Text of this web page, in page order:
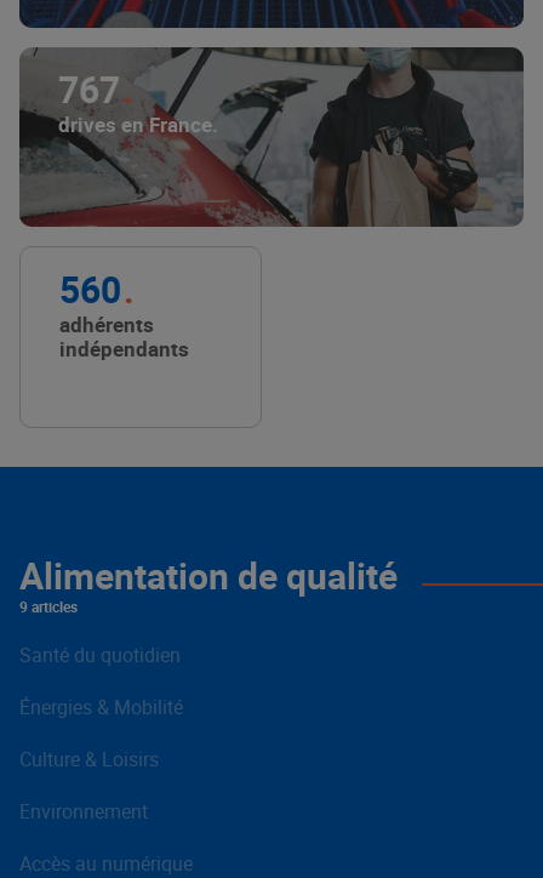
767
drives en France.
560
adhérents
indépendants
Alimentation de qualité
9 articles
Santé du quotidien
Énergies & Mobilité
Culture & Loisirs
Environnement
Accès au numérique